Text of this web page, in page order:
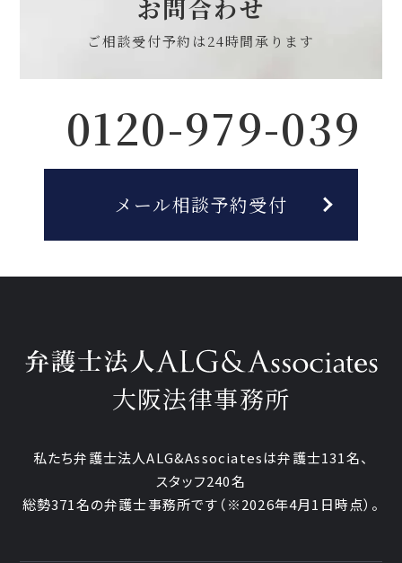
お問合わせ
ご相談受付予約は24時間承ります
0120-979-039
メール相談予約受付
大阪法律事務所
私たち弁護士法人ALG&Associatesは弁護士131名、
スタッフ240名
総勢371名の弁護士事務所です （※2026年4月1日時点）。